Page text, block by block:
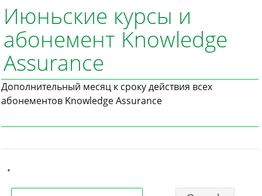
Июньские курсы и
абонемент Knowledge
Assurance
Дополнительный месяц к сроку действия всех
абонементов Knowledge Assurance